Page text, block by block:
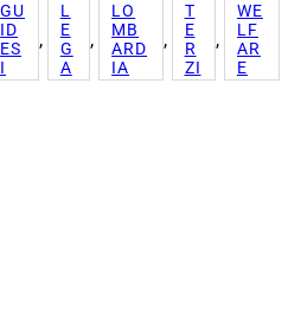
GU
ID
ES
I
,
L
E
G
A
,
LO
MB
ARD
IA
,
T
E
R
ZI
,
WE
LF
AR
E